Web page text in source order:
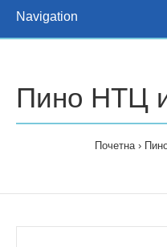
Navigation
Пино НТЦ
Почетна